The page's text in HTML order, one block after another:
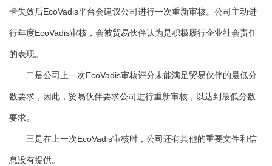
卡失效后EcoVadis平台会建议公司进行一次重新审核。公司主动进
行年度EcoVadis审核，会被贸易伙伴认为是积极履行企业社会责任
的表现。
二是公司上一次EcoVadis审核评分未能满足贸易伙伴的最低分
数要求，因此，贸易伙伴要求公司进行重新审核，以达到最低分数
要求。
三是在上一次EcoVadis审核时，公司还有其他的重要文件和信
息没有提供。